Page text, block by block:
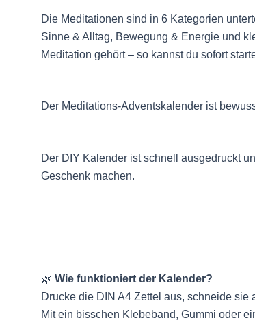
Die Meditationen sind in 6 Kategorien
Sinne & Alltag, Bewegung & Energie und
Meditation gehört – so kannst du sofort
Der Meditations-Adventskalender ist
Der DIY Kalender ist schnell ausgedruckt
Geschenk machen.
🌿 Wie funktioniert der Kalender?
Drucke die DIN A4 Zettel aus, schneide
Mit ein bisschen Klebeband, Gummi oder